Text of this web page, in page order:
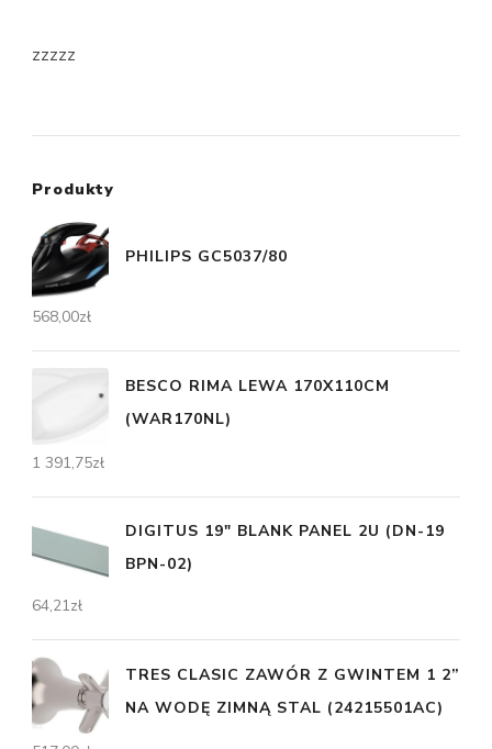
zzzzz
Produkty
PHILIPS GC5037/80
568,00zł
BESCO RIMA LEWA 170X110CM
(WAR170NL)
1 391,75zł
DIGITUS 19" BLANK PANEL 2U (DN-19
BPN-02)
64,21zł
TRES CLASIC ZAWÓR Z GWINTEM 1 2”
NA WODĘ ZIMNĄ STAL (24215501AC)